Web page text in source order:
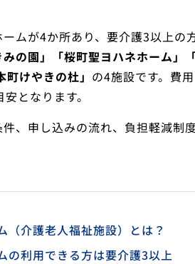
ムが4か所あり、要介護3以上の
みの園」「桜町聖ヨハネホーム」
けやきの杜」 の4施設です。費
となります。
、申し込みの流れ、負担軽減制
（介護老人福祉施設）とは？
の利用できる方は要介護3以上